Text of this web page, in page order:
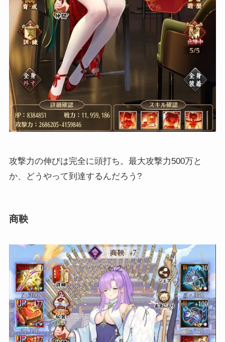
攻撃力の伸びは完全に頭打ち。最大攻撃力500万と
か、どうやって到達するんだろう?
商鞅